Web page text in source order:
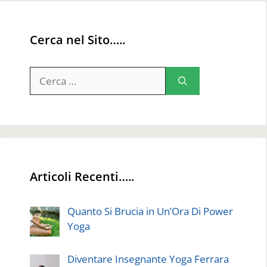
Cerca nel Sito…..
per:
Articoli Recenti…..
Quanto Si Brucia in Un’Ora Di Power
Yoga
Diventare Insegnante Yoga Ferrara